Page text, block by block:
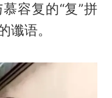
容复的“复”拼
谶语。